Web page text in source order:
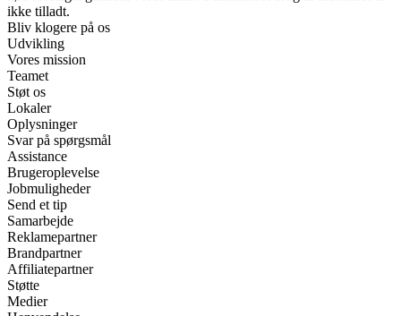
ikke tilladt.
Bliv klogere på os
Udvikling
Vores mission
Teamet
Støt os
Lokaler
Oplysninger
Svar på spørgsmål
Assistance
Brugeroplevelse
Jobmuligheder
Send et tip
Samarbejde
Reklamepartner
Brandpartner
Affiliatepartner
Støtte
Medier